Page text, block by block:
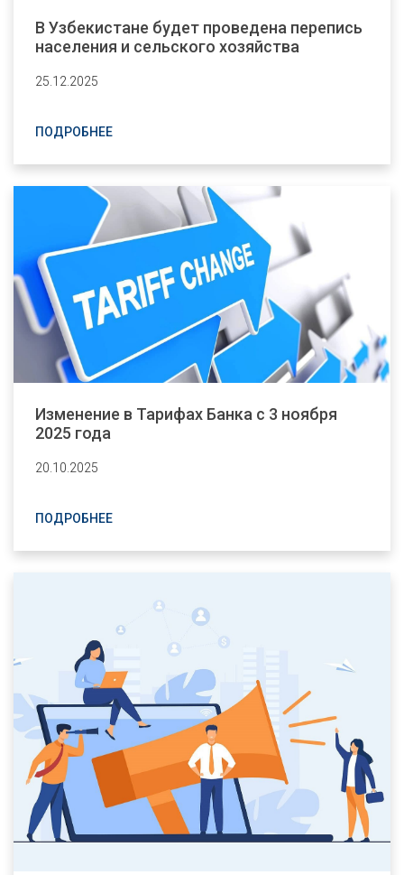
В Узбекистане будет проведена перепись
населения и сельского хозяйства
25.12.2025
ПОДРОБНЕЕ
Изменение в Тарифах Банка с 3 ноября
2025 года
20.10.2025
ПОДРОБНЕЕ